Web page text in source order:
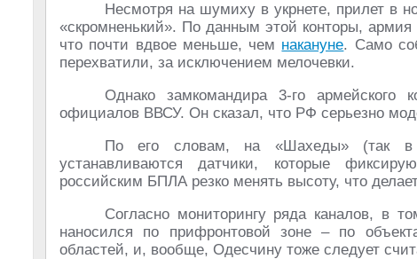
Несмотря на шумиху в укрнете, прилет в
«скромненький». По данным этой конторы,
что почти вдвое меньше, чем накануне. Само
перехватили, за исключением мелочевки.
Однако замкомандира 3-го армейского
официалов ВВСУ. Он сказал, что РФ серьезно
По его словам, на «Шахеды» (так в
устанавливаются датчики, которые
российским БПЛА резко менять высоту, что
Согласно мониторингу ряда каналов, в
наносился по прифронтовой зоне – по
областей, и, вообще, Одесчину тоже следует